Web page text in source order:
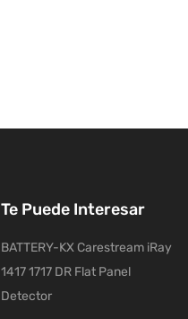
Te Puede Interesar
BATTERY-KX Carestream iRay
1417 1717 DR Flat Panel
Detector